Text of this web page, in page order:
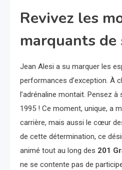
Revivez les
marquants de
Jean Alesi a su marquer les
performances d’exception. À
l’adrénaline montait. Pensez
1995 ! Ce moment, unique, a
carrière, mais aussi le cœur
de cette détermination, ce
animé tout au long des 201
ne se contente pas de